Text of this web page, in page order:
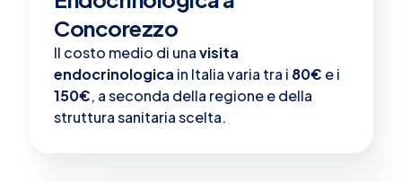
Concorezzo
Il costo medio di unavisita
endocrinologica in Italia varia tra i 80€ e i
150€, a seconda della regione e della
struttura sanitaria scelta.